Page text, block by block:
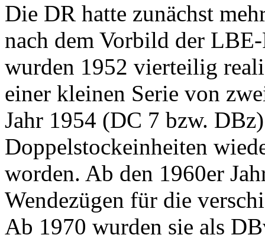
Die DR hatte zunächst
nach dem Vorbild der
wurden 1952 vierteilig
einer kleinen Serie von
Jahr 1954 (DC 7 bzw.
Doppelstockeinheiten
worden. Ab den 1960er
Wendezügen für die
Ab 1970 wurden sie als